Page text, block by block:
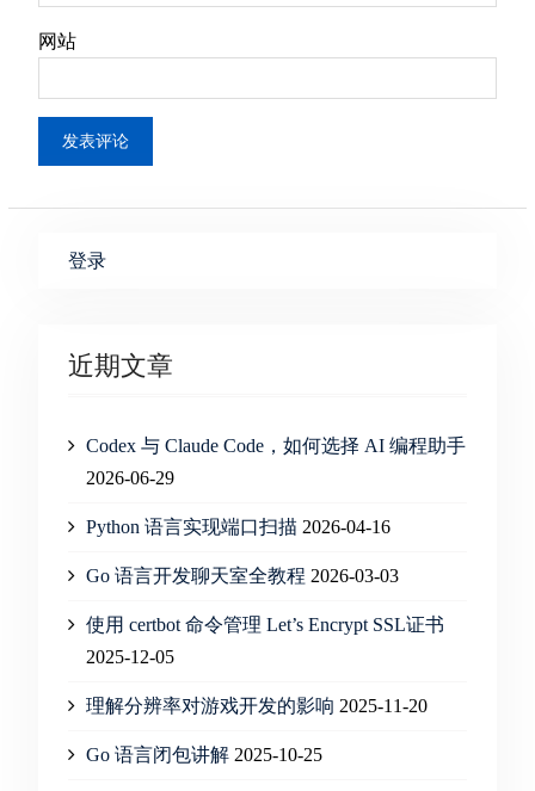
网站
登录
近期文章
Codex 与 Claude Code，如何选择 AI 编程助手
2026-06-29
Python 语言实现端口扫描 2026-04-16
Go 语言开发聊天室全教程 2026-03-03
使用 certbot 命令管理 Let’s Encrypt SSL证书
2025-12-05
理解分辨率对游戏开发的影响 2025-11-20
Go 语言闭包讲解 2025-10-25